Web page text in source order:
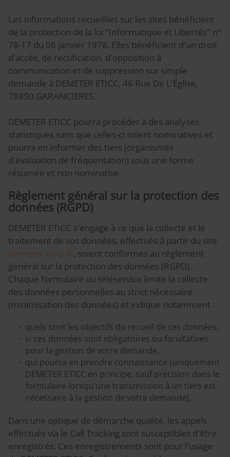
Les informations recueillies sur les sites bénéficient
de la protection de la loi "Informatique et Libertés" n°
78-17 du 06 janvier 1978. Elles bénéficient d'un droit
d'accès, de rectification, d'opposition à
communication et de suppression sur simple
demande à DEMETER ETICC, 46 Rue De L'Église,
78890 GARANCIERES.
DEMETER ETICC pourra procéder à des analyses
statistiques sans que celles-ci soient nominatives et
pourra en informer des tiers (organismes
d'évaluation de fréquentation) sous une forme
résumée et non nominative.
Règlement général sur la protection des
données (RGPD)
DEMETER ETICC s'engage à ce que la collecte et le
traitement de vos données, effectués à partir du site
demeter-eticc.fr, soient conformes au règlement
général sur la protection des données (RGPD).
Chaque formulaire ou téléservice limite la collecte
des données personnelles au strict nécessaire
(minimisation des données) et indique notamment :
quels sont les objectifs du recueil de ces données,
si ces données sont obligatoires ou facultatives
pour la gestion de votre demande,
qui pourra en prendre connaissance (uniquement
DEMETER ETICC en principe, sauf précision dans le
formulaire lorsqu'une transmission à un tiers est
nécessaire à la gestion de votre demande),
Dans une optique de démarche qualité, les appels
effectués via le Call Tracking sont susceptibles d'être
enregistrés. Ces enregistrements sont pour l'usage